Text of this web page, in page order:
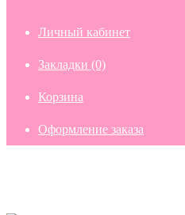
Личный кабинет
Закладки (0)
Корзина
Оформление заказа